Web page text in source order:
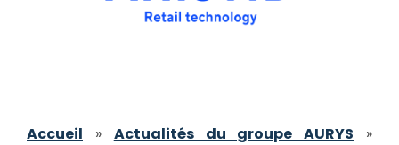
Accueil » Actualités du groupe AURYS »